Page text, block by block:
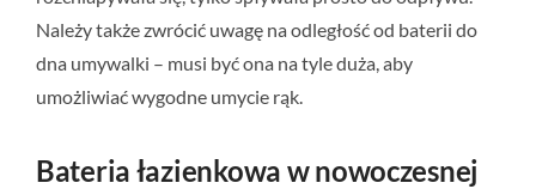
Należy także zwrócić uwagę na odległość od baterii do
dna umywalki – musi być ona na tyle duża, aby
umożliwiać wygodne umycie rąk.
Bateria łazienkowa w nowoczesnej